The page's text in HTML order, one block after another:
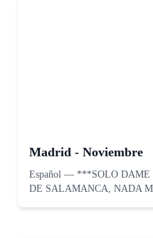
Madrid - Noviembre
Español — ***SOLO DAME
DE SALAMANCA, NADA